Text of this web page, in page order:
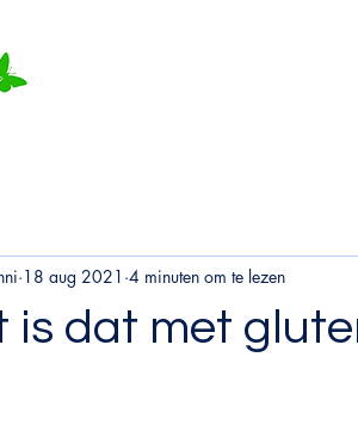
is dat met
18 aug 2021 4 minuten om te lezen